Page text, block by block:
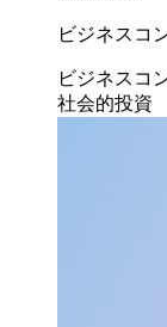
ビジネスコ
ビジネスコ
社会的投資